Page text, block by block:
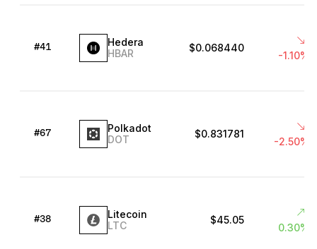
#41
Hedera
HBAR
$0.068440
-1.10%
#67
Polkadot
DOT
$0.831781
-2.50%
#38
Litecoin
LTC
$45.05
0.30%